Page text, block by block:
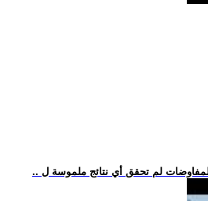
لم تحقق أي نتائج ملموسة ل